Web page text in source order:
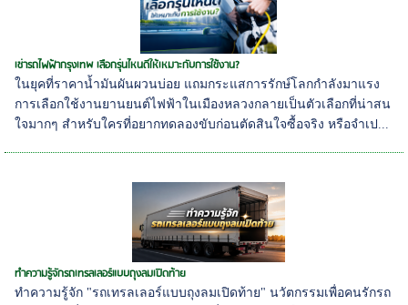
เช่ารถไฟฟ้ากรุงเทพ เลือกรุ่นไหนดีให้เหมาะกับการใช้งาน?
ในยุคที่ราคาน้ำมันผันผวนบ่อย แถมกระแสการรักษ์โลกกำลังมาแรง
การเลือกใช้งานยานยนต์ไฟฟ้าในเมืองหลวงกลายเป็นตัวเลือกที่น่าสน
ใจมากๆ สำหรับใครที่อยากทดลองขับก่อนตัดสินใจซื้อจริง หรือจำเป...
ทำความรู้จักรถเทรลเลอร์แบบถุงลมเปิดท้าย
ทำความรู้จัก "รถเทรลเลอร์แบบถุงลมเปิดท้าย" นวัตกรรมเพื่อคนรักรถ